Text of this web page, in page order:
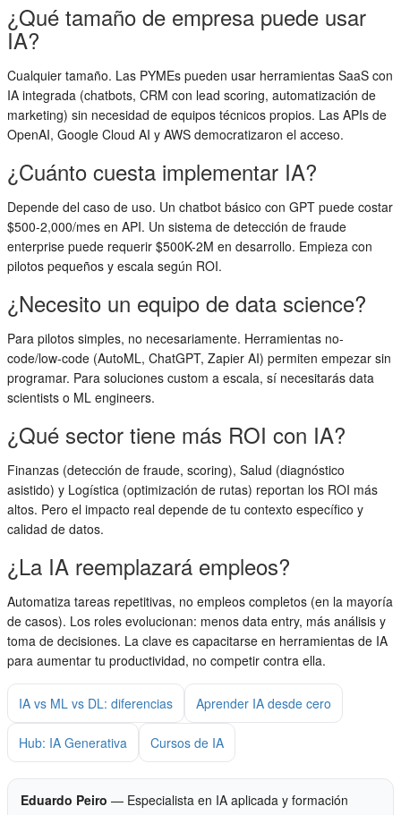
¿Qué tamaño de empresa puede usar
IA?
Cualquier tamaño. Las PYMEs pueden usar herramientas SaaS con
IA integrada (chatbots, CRM con lead scoring, automatización de
marketing) sin necesidad de equipos técnicos propios. Las APIs de
OpenAI, Google Cloud AI y AWS democratizaron el acceso.
¿Cuánto cuesta implementar IA?
Depende del caso de uso. Un chatbot básico con GPT puede costar
$500-2,000/mes en API. Un sistema de detección de fraude
enterprise puede requerir $500K-2M en desarrollo. Empieza con
pilotos pequeños y escala según ROI.
¿Necesito un equipo de data science?
Para pilotos simples, no necesariamente. Herramientas no-
code/low-code (AutoML, ChatGPT, Zapier AI) permiten empezar sin
programar. Para soluciones custom a escala, sí necesitarás data
scientists o ML engineers.
¿Qué sector tiene más ROI con IA?
Finanzas (detección de fraude, scoring), Salud (diagnóstico
asistido) y Logística (optimización de rutas) reportan los ROI más
altos. Pero el impacto real depende de tu contexto específico y
calidad de datos.
¿La IA reemplazará empleos?
Automatiza tareas repetitivas, no empleos completos (en la mayoría
de casos). Los roles evolucionan: menos data entry, más análisis y
toma de decisiones. La clave es capacitarse en herramientas de IA
para aumentar tu productividad, no competir contra ella.
IA vs ML vs DL: diferencias Aprender IA desde cero
Hub: IA Generativa Cursos de IA
Eduardo Peiro — Especialista en IA aplicada y formación